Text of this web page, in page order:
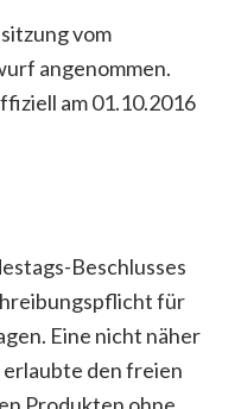
vom
angenommen.
am 01.10.2016
Beschlusses
für
Eine nicht näher
den freien